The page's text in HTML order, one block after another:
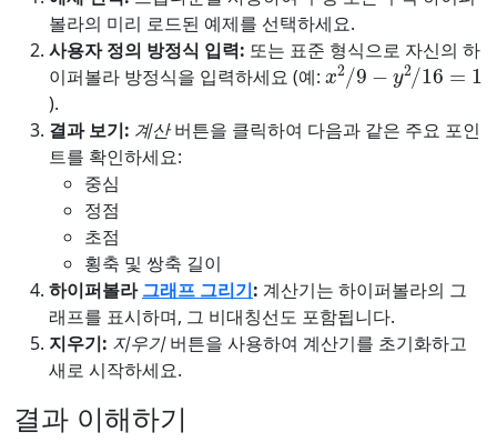
볼라의 미리 로드된 예제를 선택하세요.
사용자 정의 방정식 입력: 또는 표준 형식으로 자신의 하
이퍼볼라 방정식을 입력하세요 (예:
x2/9−y2/16=1
).
결과 보기: 계산버튼을 클릭하여 다음과 같은 주요 포인
트를 확인하세요:
중심
정점
초점
횡축 및 쌍축 길이
하이퍼볼라그래프 그리기: 계산기는 하이퍼볼라의 그
래프를 표시하며, 그 비대칭선도 포함됩니다.
지우기: 지우기버튼을 사용하여 계산기를 초기화하고
새로 시작하세요.
결과 이해하기